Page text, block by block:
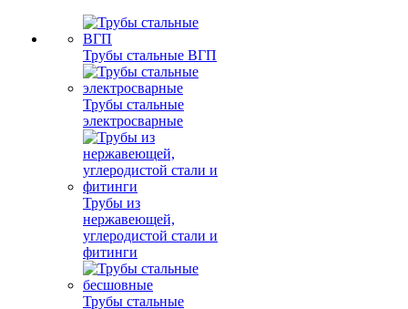
Трубы стальные ВГП
Трубы стальные
электросварные
Трубы из
нержавеющей,
углеродистой стали и
фитинги
Трубы стальные